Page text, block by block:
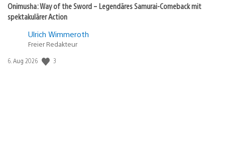
Onimusha: Way of the Sword – Legendäres Samurai-Comeback mit
spektakulärer Action
Ulrich Wimmeroth
Freier Redakteur
Veröffentlichungsdatum:
6. Aug 2026 3